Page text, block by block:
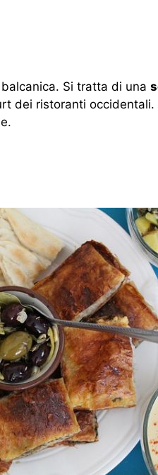
Si tratta di una
dei ristoranti